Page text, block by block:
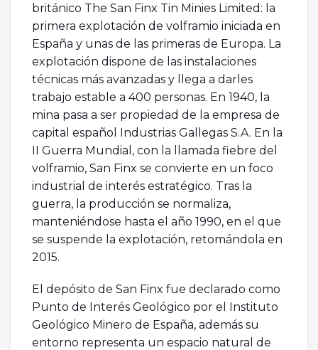
británico The San Finx Tin Minies Limited: la
primera explotación de volframio iniciada en
España y unas de las primeras de Europa. La
explotación dispone de las instalaciones
técnicas más avanzadas y llega a darles
trabajo estable a 400 personas. En 1940, la
mina pasa a ser propiedad de la empresa de
capital español Industrias Gallegas S.A. En la
II Guerra Mundial, con la llamada fiebre del
volframio, San Finx se convierte en un foco
industrial de interés estratégico. Tras la
guerra, la producción se normaliza,
manteniéndose hasta el año 1990, en el que
se suspende la explotación, retomándola en
2015.
El depósito de San Finx fue declarado como
Punto de Interés Geológico por el Instituto
Geológico Minero de España, además su
entorno representa un espacio natural de